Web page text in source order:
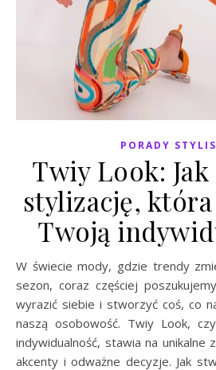
PORADY
Twiy Look:
stylizację,
Twoją
W świecie mody, gdzie trendy zmieniają się z sezonu na
sezon, coraz częściej
wyrazić siebie i stworzyć coś, co
naszą osobowość. Twiy Look,
indywidualność, stawia na unikalne
akcenty i odważne decyzje. Jak